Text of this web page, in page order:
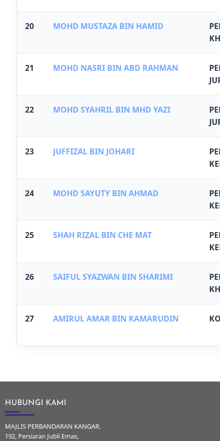
20 MOHD MUSTAZA BIN HAMID
21 MOHD NASRI BIN ABD RAHMAN
22 MOHD SYAHRIL BIN MHD YAZI
23 JUFFIZAL BIN JOHARI
24 MOHD SAYUTY BIN AHMAD
25 SHAH RIZAL BIN CHE MAT
26 SAIFUL SYAZWAN BIN SHARIMI
27 AMIRUL AMAR BIN KAMARUDIN
HUBUNGI KAMI
MAJLIS PERBANDARAN KANGAR,
192, Persiaran Jubli Emas,